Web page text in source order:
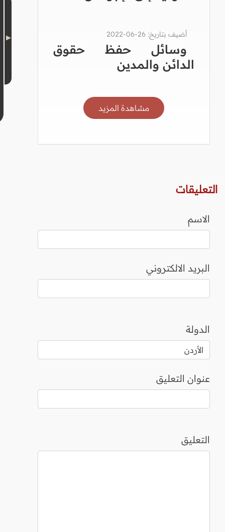
أضيف بتاريخ: 26-06-2022
وسائل حفظ حقوق
الدائن والمدين
مشاهدة المزيد
التعليقات
الاسم
البريد الالكتروني
الدولة
عنوان التعليق
التعليق